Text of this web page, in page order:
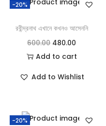
-20%
রবীন্দ্রনাথ এখানে কখনও আসেননি
600.00 480.00
Add to cart
Add to Wishlist
-20%